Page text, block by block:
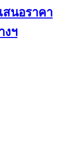
สนอราคา
งฯ